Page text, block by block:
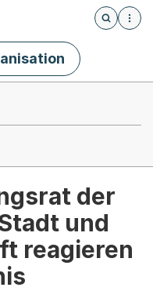
Öffnet
der
und
reagieren